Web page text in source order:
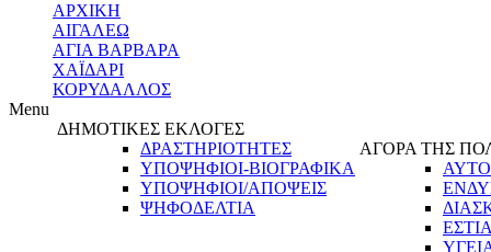
ΑΡΧΙΚΗ
ΑΙΓΑΛΕΩ
ΑΓΙΑ ΒΑΡΒΑΡΑ
ΧΑΪΔΑΡΙ
ΚΟΡΥΔΑΛΛΟΣ
Menu
ΔΗΜΟΤΙΚΕΣ ΕΚΛΟΓΕΣ
ΔΡΑΣΤΗΡΙΟΤΗΤΕΣ
ΥΠΟΨΗΦΙΟΙ-ΒΙΟΓΡΑΦΙΚΑ
ΥΠΟΨΗΦΙΟΙ/ΑΠΟΨΕΙΣ
ΨΗΦΟΔΕΛΤΙΑ
ΑΓΟΡΑ ΤΗΣ